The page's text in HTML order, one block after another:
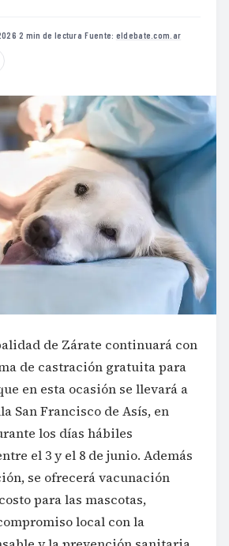
·2 min de lectura·Fuente: eldebate.com.ar
de Zárate continuará con
de castración gratuita para
en esta ocasión se llevará a
San Francisco de Asís, en
los días hábiles
el 3 y el 8 de junio. Además
se ofrecerá vacunación
para las mascotas,
local con la